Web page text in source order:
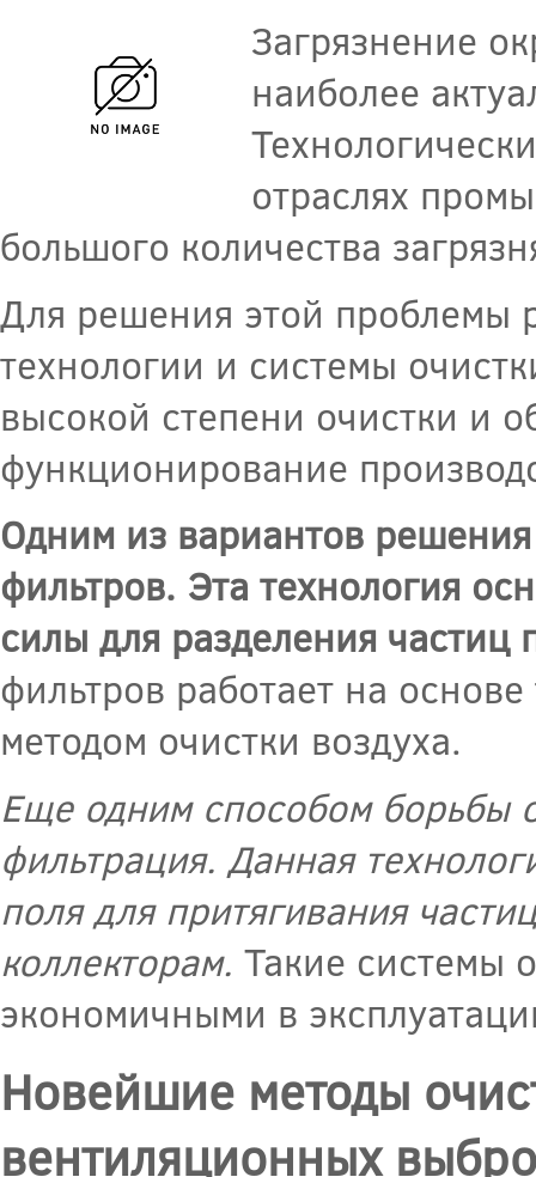
Загрязнение
наиболее
отраслях
большого количества
Для решения этой проблемы
технологии и системы
высокой степени очистки и
функционирование
Одним из вариантов
фильтров. Эта технология
силы для разделения
фильтров работает на
методом очистки воздуха.
Еще одним способом борьбы
фильтрация. Данная
поля для притягивания
коллекторам. Такие системы
экономичными в
Новейшие методы
вентиляционных